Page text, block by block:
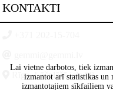
KONTAKTI
Rīga, Lāčplēšā iela 88
Lai vietne darbotos, tiek
izmantot arī statistikas un
izmantotajiem sīkfailiem